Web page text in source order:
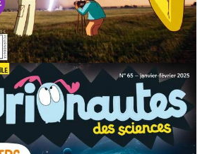
des
n'ont jamais été aussi
(33 avis)